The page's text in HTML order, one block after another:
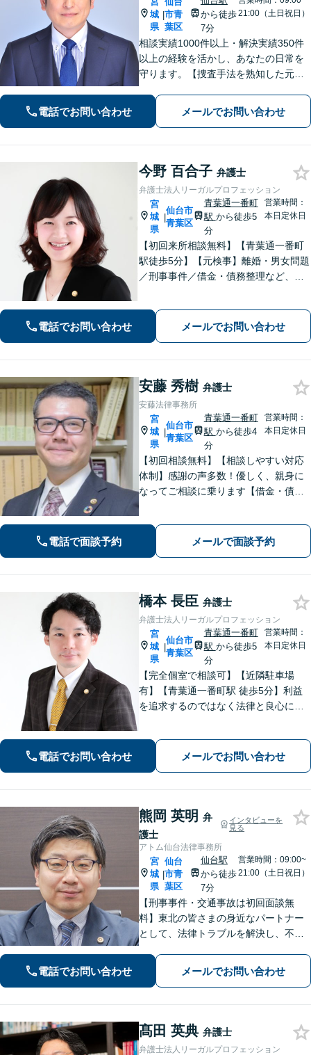
城
県
|市青
葉区
から徒歩
7分
21:00（土日祝日）
相談実績1000件以上・解決実績350件
以上の経験を活かし、あなたの日常を
守ります。【捜査手法を熟知した元警
電話でお問い合わせ メールでお問い合わせ
今野 百合子 弁護士
弁護士法人リーガルプロフェッション
宮
城
県
|
仙台市
青葉区
青葉通一番町
駅 から徒歩5
分
営業時間：
本日定休日
【初回来所相談無料】【青葉通一番町
駅徒歩5分】【元検事】離婚・男女問題
／刑事事件／借金・債務整理など、あ
い、最善の解決策へと導くことを最も
重視しています。お困りの方はご相談
電話でお問い合わせ メールでお問い合わせ
安藤 秀樹 弁護士
安藤法律事務所
宮
城
県
|
仙台市
青葉区
青葉通一番町
駅 から徒歩4
分
営業時間：
本日定休日
【初回相談無料】【相談しやすい対応
体制】感謝の声多数！優しく、親身に
なってご相談に乗ります【借金・債務
ートを【離婚問題】男性側からの相談
実績が豊富です【青葉通一番町駅4分】
電話で面談予約 メールで面談予約
橋本 長臣 弁護士
弁護士法人リーガルプロフェッション
宮
城
県
|
仙台市
青葉区
青葉通一番町
駅 から徒歩5
分
営業時間：
本日定休日
【完全個室で相談可】【近隣駐車場
有】【青葉通一番町駅 徒歩5分】利益
を追求するのではなく法律と良心に従
にお聞きしご要望に沿った解決をする
ように心がけています。お気軽にご相
電話でお問い合わせ メールでお問い合わせ
熊岡 英明 弁
護士
インタビューを
見る
アトム仙台法律事務所
宮
城
県
|
仙台
市青
葉区
仙台駅
から徒歩
7分
営業時間：09:00~
21:00（土日祝日）
【刑事事件・交通事故は初回面談無
料】東北の皆さまの身近なパートナー
として、法律トラブルを解決し、不安
す。どんな些細なお悩みでも大丈夫で
すので、まずはお気軽にご相談くださ
電話でお問い合わせ メールでお問い合わせ
髙田 英典 弁護士
弁護士法人リーガルプロフェッション